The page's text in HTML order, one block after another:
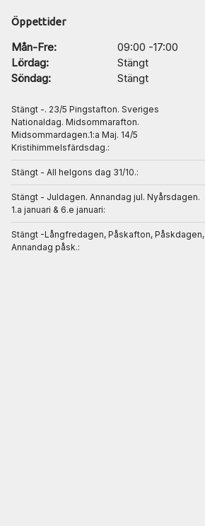
Öppettider
Mån-Fre:
09:00 -17:00
Lördag:
Stängt
Söndag:
Stängt
Stängt -. 23/5 Pingstafton. Sveriges
Nationaldag. Midsommarafton.
Midsommardagen.1:a Maj. 14/5
Kristihimmelsfärdsdag.:
Stängt - All helgons dag 31/10.:
Stängt - Juldagen. Annandag jul. Nyårsdagen.
1.a januari & 6.e januari:
Stängt -Långfredagen, Påskafton, Påskdagen,
Annandag påsk.: